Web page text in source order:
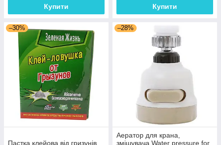
Купити Купити
–30%
Пастка клейова від гризунів
–28%
Аератор для крана,
змішувача Water pressure for